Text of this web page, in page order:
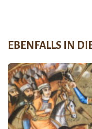
EBENFALLS IN